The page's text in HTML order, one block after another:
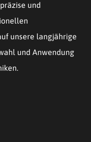
und
unsere langjährige
und Anwendung